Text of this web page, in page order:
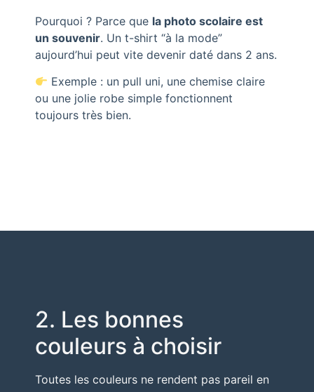
Pourquoi ? Parce que la photo scolaire est
un souvenir. Un t-shirt “à la mode”
aujourd’hui peut vite devenir daté dans 2 ans.
Exemple : un pull uni, une chemise claire
ou une jolie robe simple fonctionnent
toujours très bien.
2. Les bonnes
couleurs à choisir
Toutes les couleurs ne rendent pas pareil en